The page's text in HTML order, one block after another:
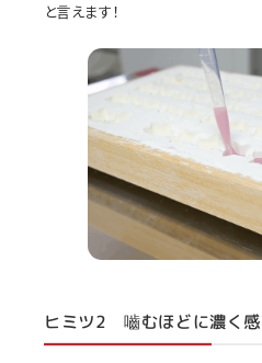
と言えます！
ヒミツ2 嚙むほどに濃く